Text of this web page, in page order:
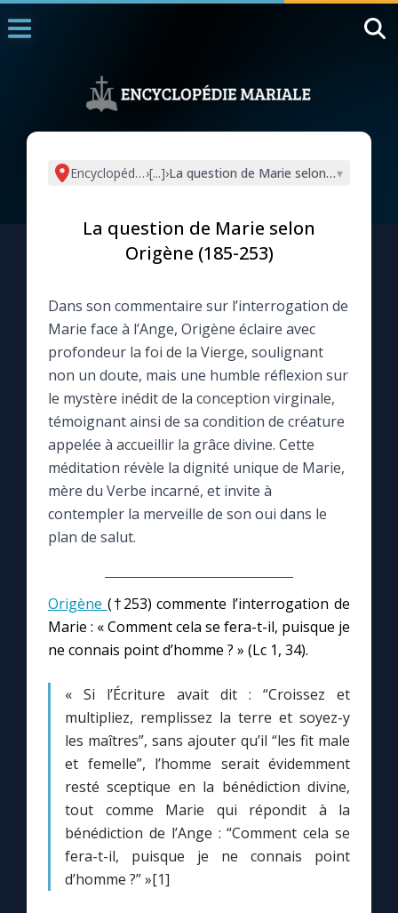
L'actualité de la semaine
La newsletter
La vidéo de la semaine
Le compte Tiktok
Le magazine
Le site internet
Questions-réponses
Prier au quotidien
Avec Thérèse de Lisieux
L'Évangile chaque jour
Les premiers samedis du mois
Marie qui défait les nœuds
Me consacrer à Jésus par Marie
Encyclopédie mariale
›[...]›La question de Marie selon Origène
▾
La question de Marie selon
Origène (185-253)
Dans son commentaire sur l’interrogation de
Marie face à l’Ange, Origène éclaire avec
profondeur la foi de la Vierge, soulignant
non un doute, mais une humble réflexion sur
le mystère inédit de la conception virginale,
témoignant ainsi de sa condition de créature
appelée à accueillir la grâce divine. Cette
méditation révèle la dignité unique de Marie,
mère du Verbe incarné, et invite à
contempler la merveille de son oui dans le
plan de salut.
Origène (†253) commente l’interrogation de
Marie : « Comment cela se fera-t-il, puisque je
ne connais point d’homme ? » (Lc 1, 34).
« Si l’Écriture avait dit : “Croissez et
multipliez, remplissez la terre et soyez-y
les maîtres”, sans ajouter qu’il “les fit male
et femelle”, l’homme serait évidemment
resté sceptique en la bénédiction divine,
tout comme Marie qui répondit à la
bénédiction de l’Ange : “Comment cela se
fera-t-il, puisque je ne connais point
d’homme ?” »[1]